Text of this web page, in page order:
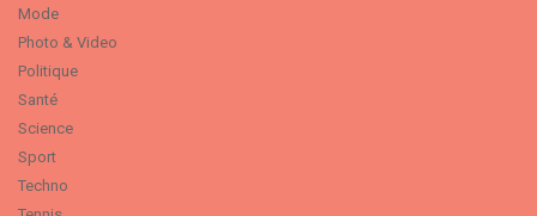
Mode
Photo & Video
Politique
Santé
Science
Sport
Techno